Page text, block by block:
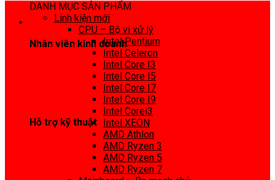
Nhân viên kinh doanh
Hỗ trợ kỹ thuật
DANH MỤC SẢN PHẨM
Linh kiện mới
CPU – Bộ vi xử lý
Intel Pentium
Intel Celeron
Intel Core I3
Intel Core I5
Intel Core I7
Intel Core I9
Intel Corei3
Intel XEON
AMD Athlon
AMD Ryzen 3
AMD Ryzen 5
AMD Ryzen 7